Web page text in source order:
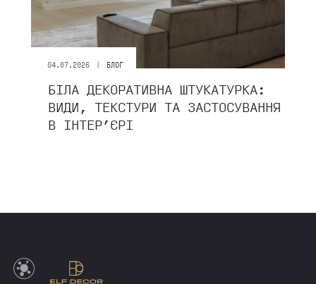
04.07.2026 БЛОГ
БІЛА ДЕКОРАТИВНА ШТУКАТУРКА:
ВИДИ, ТЕКСТУРИ ТА ЗАСТОСУВАННЯ
В ІНТЕР’ЄРІ